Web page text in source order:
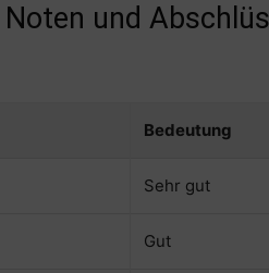
und
Bedeutung
Sehr gut
Gut